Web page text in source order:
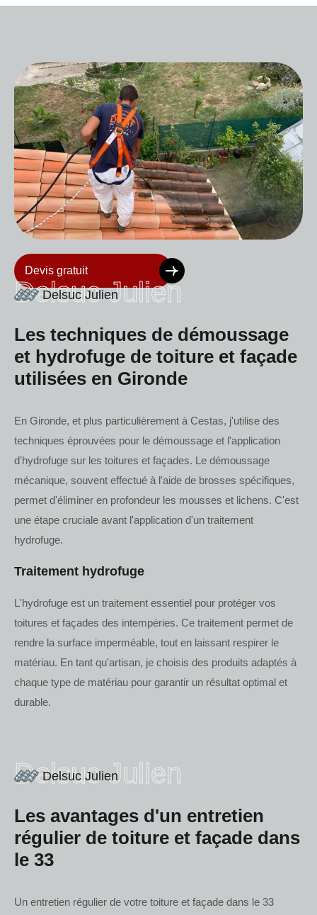
Devis gratuit
Delsuc Julien
Delsuc Julien
Les techniques de démoussage
et hydrofuge de toiture et façade
utilisées en Gironde
En Gironde, et plus particulièrement à Cestas, j'utilise des
techniques éprouvées pour le démoussage et l'application
d'hydrofuge sur les toitures et façades. Le démoussage
mécanique, souvent effectué à l'aide de brosses spécifiques,
permet d'éliminer en profondeur les mousses et lichens. C'est
une étape cruciale avant l'application d'un traitement
hydrofuge.
Traitement hydrofuge
L'hydrofuge est un traitement essentiel pour protéger vos
toitures et façades des intempéries. Ce traitement permet de
rendre la surface imperméable, tout en laissant respirer le
matériau. En tant qu'artisan, je choisis des produits adaptés à
chaque type de matériau pour garantir un résultat optimal et
durable.
Delsuc Julien
Delsuc Julien
Les avantages d'un entretien
régulier de toiture et façade dans
le 33
Un entretien régulier de votre toiture et façade dans le 33